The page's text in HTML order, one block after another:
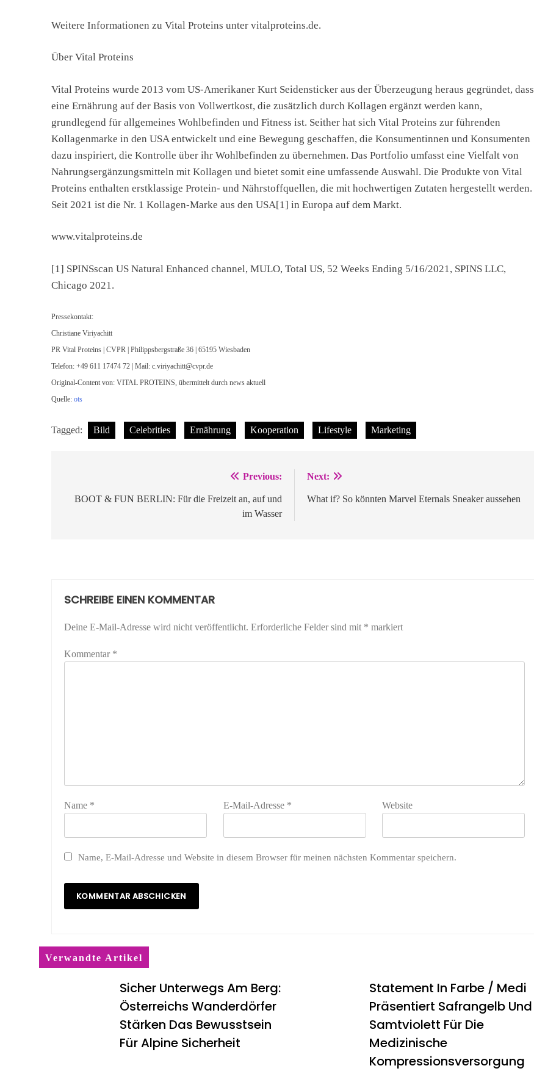
Weitere Informationen zu Vital Proteins unter vitalproteins.de.
Über Vital Proteins
Vital Proteins wurde 2013 vom US-Amerikaner Kurt Seidensticker aus der Überzeugung heraus gegründet, dass
eine Ernährung auf der Basis von Vollwertkost, die zusätzlich durch Kollagen ergänzt werden kann,
grundlegend für allgemeines Wohlbefinden und Fitness ist. Seither hat sich Vital Proteins zur führenden
Kollagenmarke in den USA entwickelt und eine Bewegung geschaffen, die Konsumentinnen und Konsumenten
dazu inspiriert, die Kontrolle über ihr Wohlbefinden zu übernehmen. Das Portfolio umfasst eine Vielfalt von
Nahrungsergänzungsmitteln mit Kollagen und bietet somit eine umfassende Auswahl. Die Produkte von Vital
Proteins enthalten erstklassige Protein- und Nährstoffquellen, die mit hochwertigen Zutaten hergestellt werden.
Seit 2021 ist die Nr. 1 Kollagen-Marke aus den USA[1] in Europa auf dem Markt.
www.vitalproteins.de
[1] SPINSscan US Natural Enhanced channel, MULO, Total US, 52 Weeks Ending 5/16/2021, SPINS LLC,
Chicago 2021.
Pressekontakt:
Christiane Viriyachitt
PR Vital Proteins | CVPR | Philippsbergstraße 36 | 65195 Wiesbaden
Telefon: +49 611 17474 72 | Mail: c.viriyachitt@cvpr.de
Original-Content von: VITAL PROTEINS, übermittelt durch news aktuell
Quelle: ots
Tagged: Bild Celebrities Ernährung Kooperation Lifestyle Marketing
Previous:
BOOT & FUN BERLIN: Für die Freizeit an, auf und
im Wasser
Next:
What if? So könnten Marvel Eternals Sneaker aussehen
SCHREIBE EINEN KOMMENTAR
Deine E-Mail-Adresse wird nicht veröffentlicht. Erforderliche Felder sind mit * markiert
Kommentar *
Name * E-Mail-Adresse * Website
Name, E-Mail-Adresse und Website in diesem Browser für meinen nächsten Kommentar speichern.
Verwandte Artikel
Sicher Unterwegs Am Berg:
Österreichs Wanderdörfer
Stärken Das Bewusstsein
Für Alpine Sicherheit
Statement In Farbe / Medi
Präsentiert Safrangelb Und
Samtviolett Für Die
Medizinische
Kompressionsversorgung